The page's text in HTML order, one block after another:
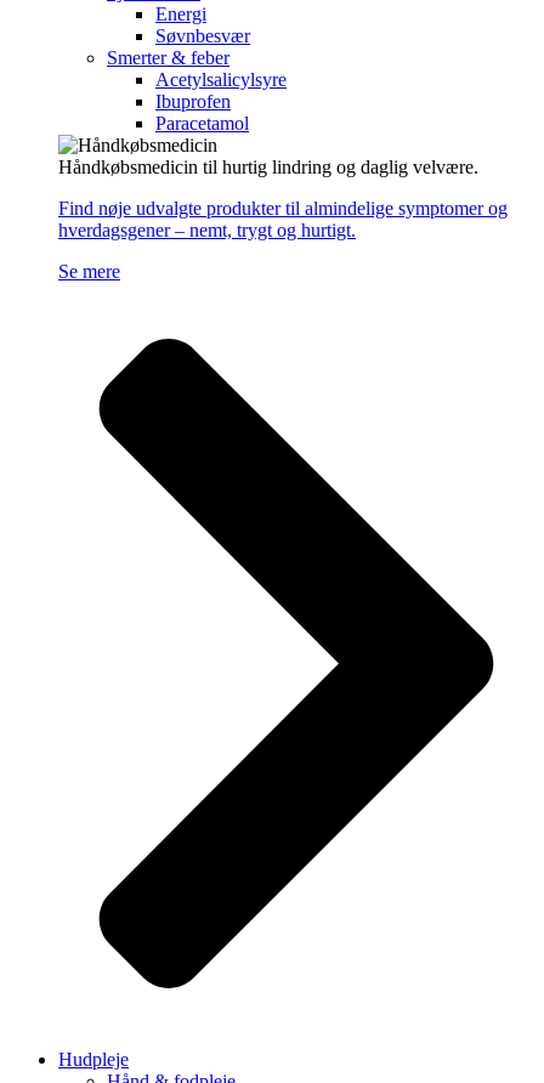
Energi
Søvnbesvær
Smerter & feber
Acetylsalicylsyre
Ibuprofen
Paracetamol
Håndkøbsmedicin til hurtig lindring og daglig velvære.
Find nøje udvalgte produkter til almindelige symptomer og
hverdagsgener – nemt, trygt og hurtigt.
Se mere
Hudpleje